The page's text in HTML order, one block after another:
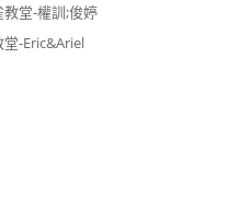
堂-權訓;俊婷
-Eric&Ariel